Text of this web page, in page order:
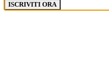
ISCRIVITI ORA